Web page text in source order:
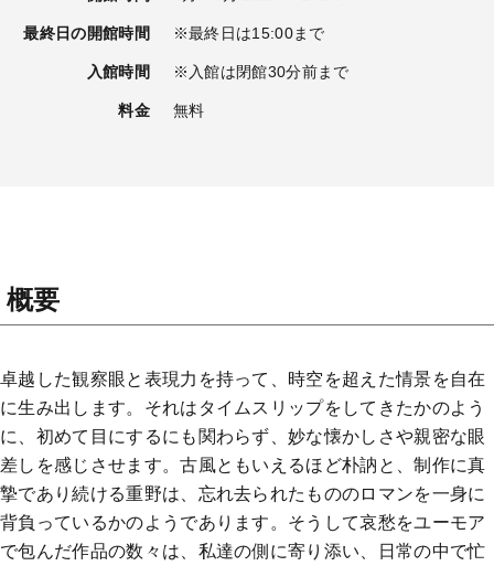
最終日の開館時間 ※最終日は15:00まで
入館時間 ※入館は閉館30分前まで
料金 無料
概要
卓越した観察眼と表現力を持って、時空を超えた情景を自在
に生み出します。それはタイムスリップをしてきたかのよう
に、初めて目にするにも関わらず、妙な懐かしさや親密な眼
差しを感じさせます。古風ともいえるほど朴訥と、制作に真
摯であり続ける重野は、忘れ去られたもののロマンを一身に
背負っているかのようであります。そうして哀愁をユーモア
で包んだ作品の数々は、私達の側に寄り添い、日常の中で忙